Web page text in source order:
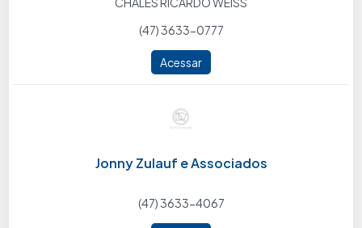
(47) 3633-0777
Acessar
Jonny Zulauf e Associados
(47) 3633-4067